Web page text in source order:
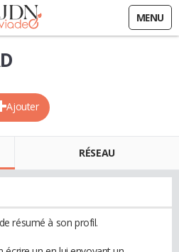
MENU
Ajouter
RÉSEAU
résumé à son profil.